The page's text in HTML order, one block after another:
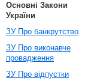
Основні Закони
України
ЗУ Про банкрутство
ЗУ Про виконавче
провадження
ЗУ Про відпустки